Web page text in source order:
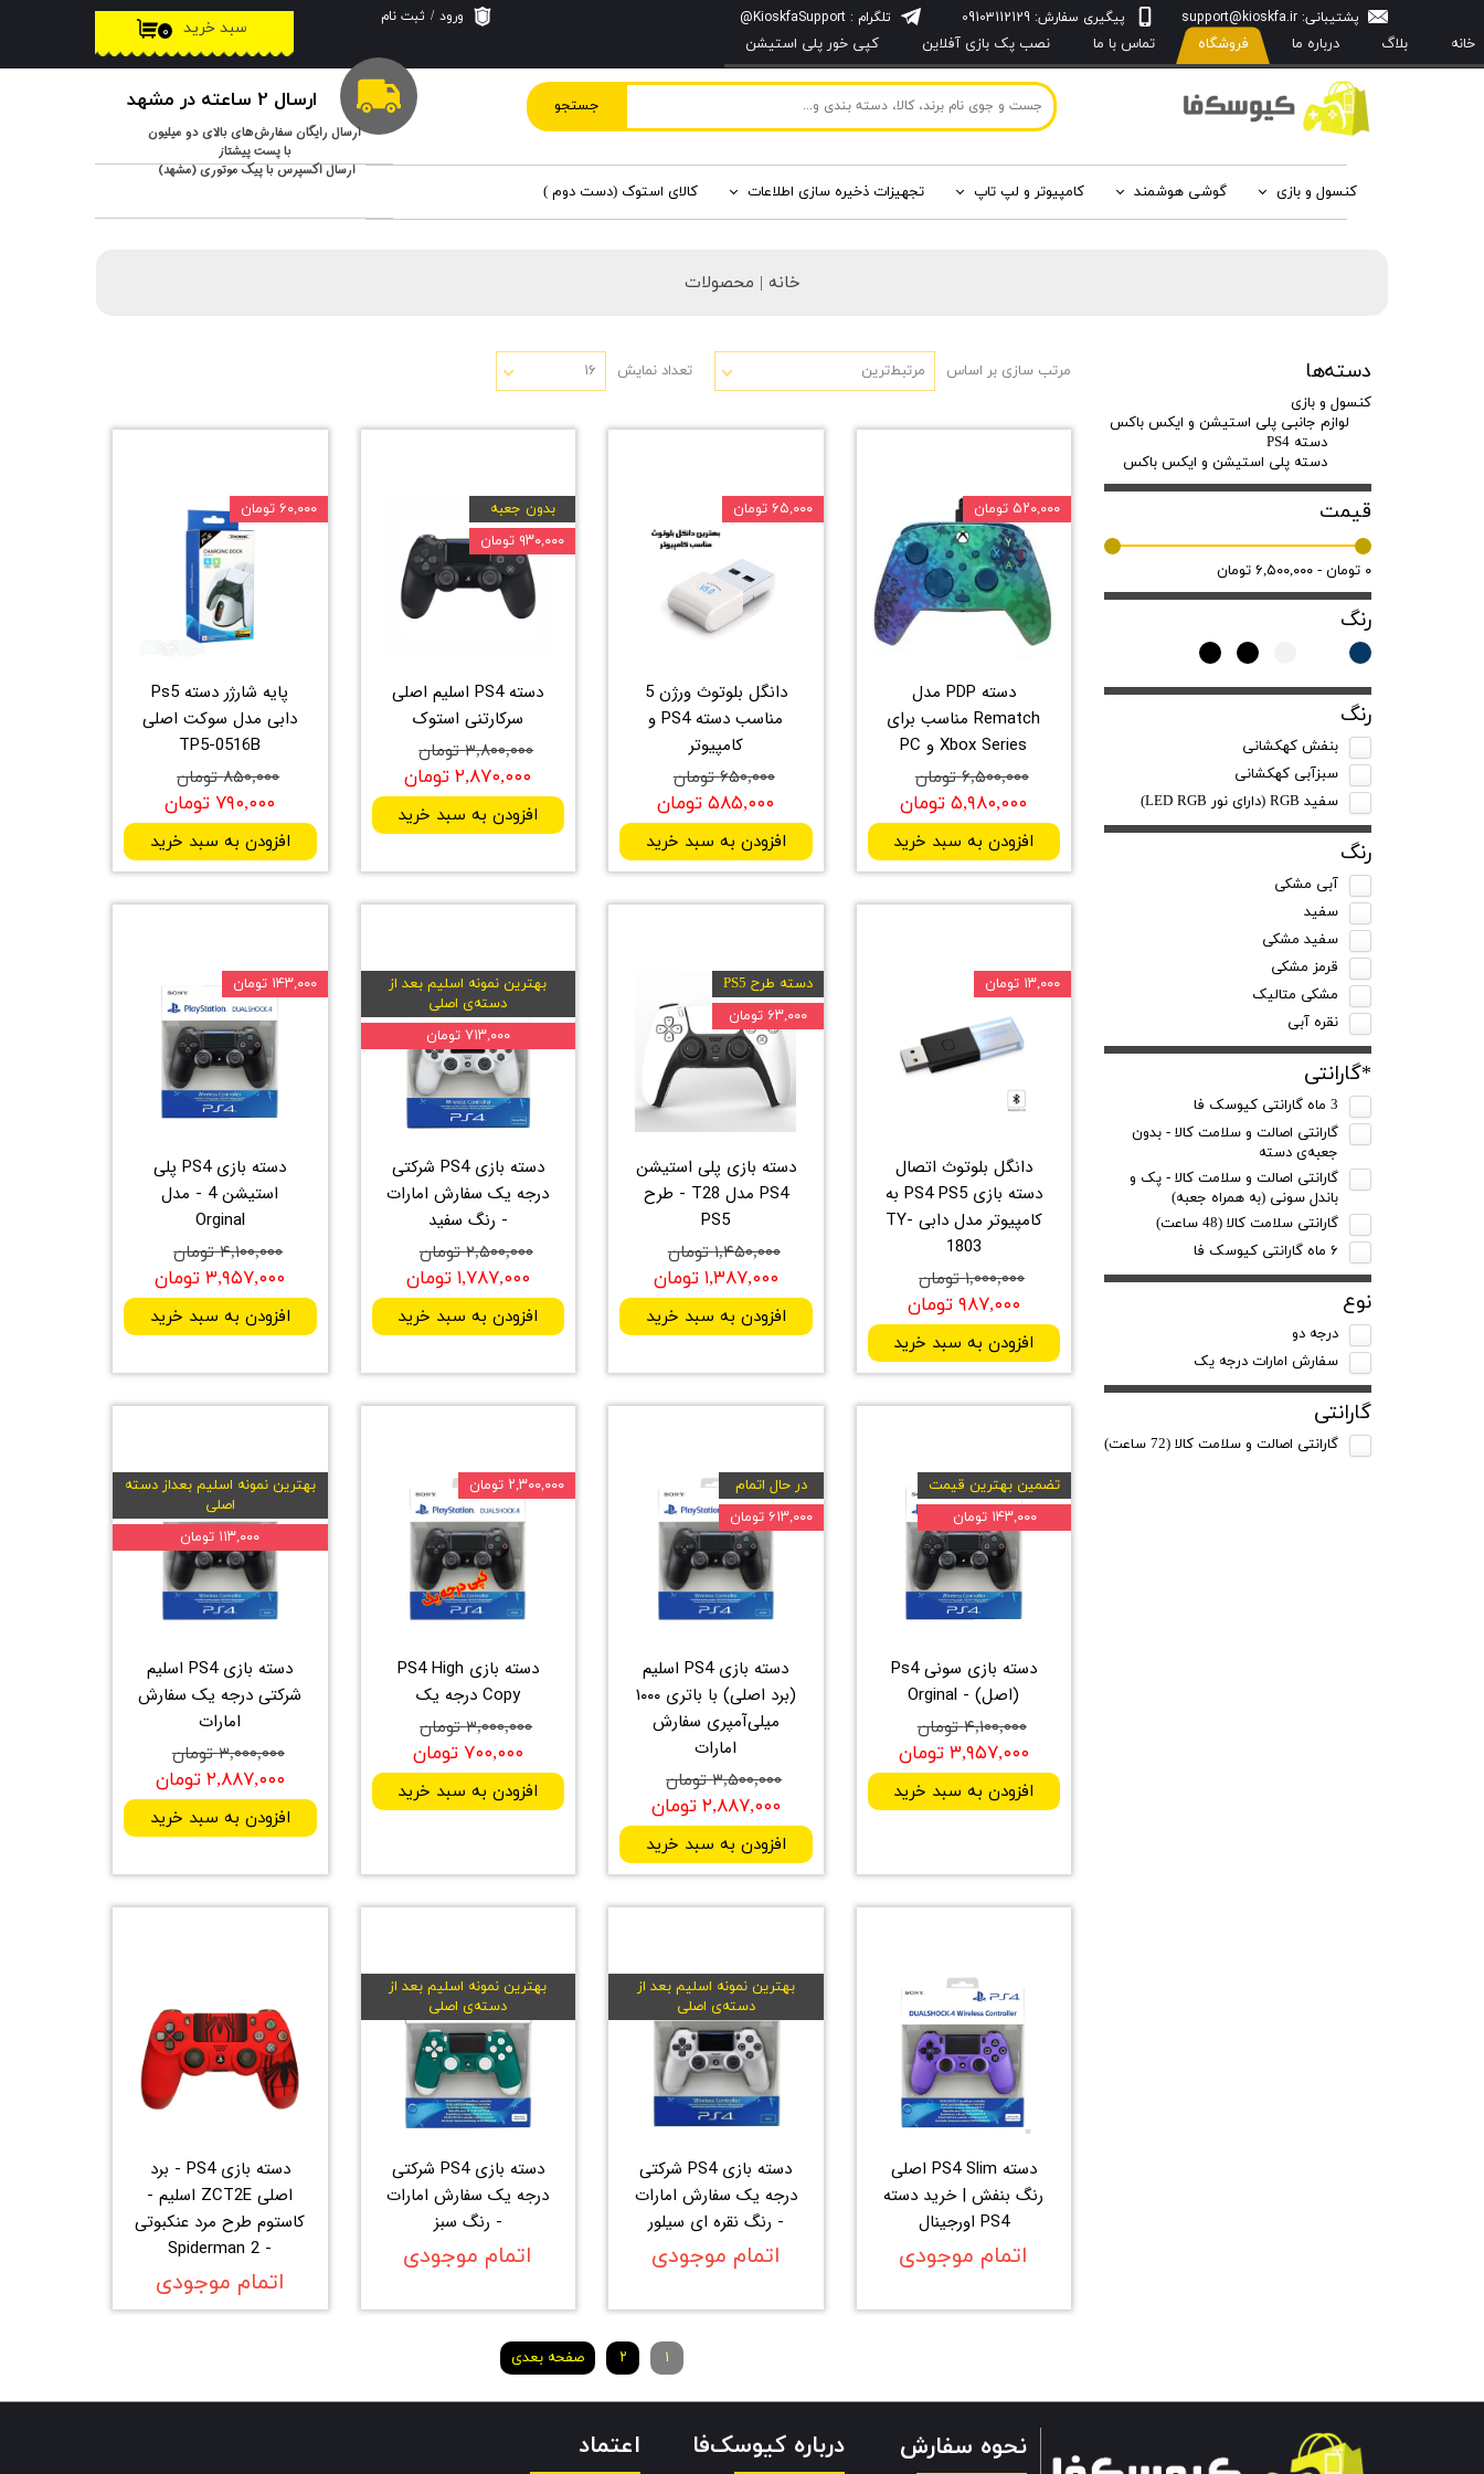
جستجو
ارسال رایگان سفارش‌های بالای دو میلیون
با پست پیشتاز
ارسال اکسپرس با پیک موتوری (مشهد)
ارسال 2 ساعته در مشهد
پشتیبانی:support@kioskfa.ir پیگیری سفارش: 09103112129
۰ سبد خرید
ورود / ثبت نام
تغییر گذر واژه
سفارشات
خروج از حساب
خانه بلاگ درباره‌ ما فروشگاه تماس با ما نصب پک بازی آفلاین کپی خور پلی استیشن
تلگرام : KioskfaSupport@
کنسول و بازی گوشی هوشمند کامپیوتر و لپ تاپ تجهیزات ذخیره سازی اطلاعات کالای استوک (دست دوم )
خانه | محصولات
دسته‌ها
کنسول و بازی
لوازم جانبی پلی استیشن و ایکس باکس
دسته PS4
دسته پلی استیشن و ایکس باکس
قیمت
۰ تومان - ۶,۵۰۰,۰۰۰ تومان
رنگ
رنگ
بنفش کهکشانی
سبزآبی کهکشانی
سفید RGB (دارای نور LED RGB)
رنگ
آبی مشکی
سفید
سفید مشکی
قرمز مشکی
مشکی متالیک
نقره آبی
*گارانتی
3 ماه گارانتی کیوسک فا
گارانتی اصالت و سلامت کالا - بدون
جعبه‌ی دسته
گارانتی اصالت و سلامت کالا - پک و
باندل سونی (به همراه‌ جعبه)
گارانتی سلامت کالا (48 ساعت)
۶ ماه گارانتی کیوسک‌ فا
نوع
درجه دو
سفارش امارات درجه یک
گارانتی
گارانتی اصالت و سلامت کالا (72 ساعت)
مرتب سازی بر اساس مرتبط‌ترین تعداد نمایش ۱۶
دسته PDP مدل
Rematch مناسب برای
Xbox Series و PC
۶,۵۰۰,۰۰۰ تومان
۵,۹۸۰,۰۰۰ تومان
افزودن به سبد خرید
۵۲۰,۰۰۰ تومان
دانگل بلوتوث ورژن 5
مناسب دسته PS4 و
کامپیوتر
۶۵۰,۰۰۰ تومان
۵۸۵,۰۰۰ تومان
افزودن به سبد خرید
۶۵,۰۰۰ تومان
دسته PS4 اسلیم اصلی
سرکارتنی استوک
۳,۸۰۰,۰۰۰ تومان
۲,۸۷۰,۰۰۰ تومان
افزودن به سبد خرید
بدون جعبه
۹۳۰,۰۰۰ تومان
پایه شارژر دسته Ps5
دابی مدل سوکت اصلی
TP5-0516B
۸۵۰,۰۰۰ تومان
۷۹۰,۰۰۰ تومان
افزودن به سبد خرید
۶۰,۰۰۰ تومان
دانگل بلوتوث اتصال
دسته بازی PS4 PS5 به
کامپیوتر مدل دابی TY-
1803
۱,۰۰۰,۰۰۰ تومان
۹۸۷,۰۰۰ تومان
افزودن به سبد خرید
۱۳,۰۰۰ تومان
دسته بازی پلی استیشن
PS4 مدل T28 - طرح
PS5
۱,۴۵۰,۰۰۰ تومان
۱,۳۸۷,۰۰۰ تومان
افزودن به سبد خرید
دسته طرح PS5
۶۳,۰۰۰ تومان
دسته بازی PS4 شرکتی
درجه یک سفارش امارات
- رنگ سفید
۲,۵۰۰,۰۰۰ تومان
۱,۷۸۷,۰۰۰ تومان
افزودن به سبد خرید
بهترین نمونه اسلیم بعد از
دسته‌ی اصلی
۷۱۳,۰۰۰ تومان
دسته بازی PS4 پلی
استیشن 4 - مدل
Orginal
۴,۱۰۰,۰۰۰ تومان
۳,۹۵۷,۰۰۰ تومان
افزودن به سبد خرید
۱۴۳,۰۰۰ تومان
دسته بازی سونی Ps4
(اصل) - Orginal
۴,۱۰۰,۰۰۰ تومان
۳,۹۵۷,۰۰۰ تومان
افزودن به سبد خرید
تضمین بهترین قیمت
۱۴۳,۰۰۰ تومان
دسته بازی PS4 اسلیم
(برد اصلی) با باتری ۱۰۰۰
میلی‌آمپری سفارش
امارات
۳,۵۰۰,۰۰۰ تومان
۲,۸۸۷,۰۰۰ تومان
افزودن به سبد خرید
در حال اتمام
۶۱۳,۰۰۰ تومان
دسته بازی PS4 High
Copy درجه یک
۳,۰۰۰,۰۰۰ تومان
۷۰۰,۰۰۰ تومان
افزودن به سبد خرید
۲,۳۰۰,۰۰۰ تومان
دسته بازی PS4 اسلیم
شرکتی درجه یک سفارش
امارات
۳,۰۰۰,۰۰۰ تومان
۲,۸۸۷,۰۰۰ تومان
افزودن به سبد خرید
بهترین نمونه اسلیم بعداز دسته
اصلی
۱۱۳,۰۰۰ تومان
دسته PS4 Slim اصلی
رنگ بنفش | خرید دسته
PS4 اورجینال
اتمام موجودی
دسته بازی PS4 شرکتی
درجه یک سفارش امارات
- رنگ نقره ای سیلور
اتمام موجودی
بهترین نمونه اسلیم بعد از
دسته‌ی اصلی
دسته بازی PS4 شرکتی
درجه یک سفارش امارات
- رنگ سبز
اتمام موجودی
بهترین نمونه اسلیم بعد از
دسته‌ی اصلی
دسته بازی PS4 - برد
اصلی ZCT2E اسلیم -
کاستوم طرح مرد عنکبوتی
- 2 Spiderman
اتمام موجودی
۱ ۲ صفحه بعدی
نحوه سفارش اعتماد درباره کیوسک‌فا